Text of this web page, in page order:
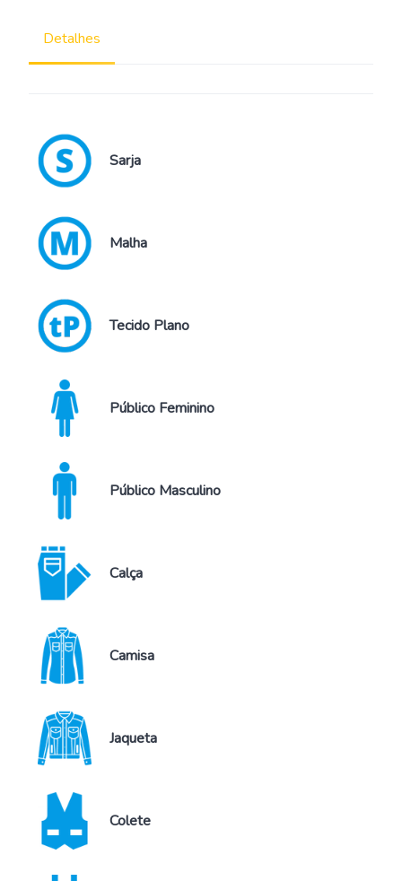
Detalhes
Sarja
Malha
Tecido Plano
Público Feminino
Público Masculino
Calça
Camisa
Jaqueta
Colete